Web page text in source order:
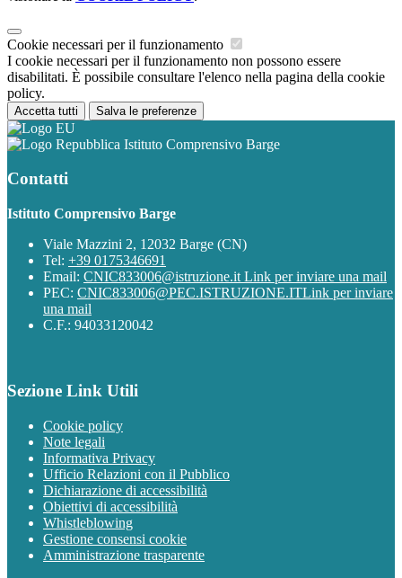
Cookie necessari per il funzionamento
I cookie necessari per il funzionamento non possono essere
disabilitati. È possibile consultare l'elenco nella pagina della cookie
policy.
Accetta tutti Salva le preferenze
Istituto Comprensivo Barge
Contatti
Istituto Comprensivo Barge
Viale Mazzini 2, 12032 Barge (CN)
Tel: +39 0175346691
Email: CNIC833006@istruzione.it Link per inviare una mail
PEC: CNIC833006@PEC.ISTRUZIONE.ITLink per inviare
una mail
C.F.: 94033120042
Sezione Link Utili
Cookie policy
Note legali
Informativa Privacy
Ufficio Relazioni con il Pubblico
Dichiarazione di accessibilità
Obiettivi di accessibilità
Whistleblowing
Gestione consensi cookie
Amministrazione trasparente